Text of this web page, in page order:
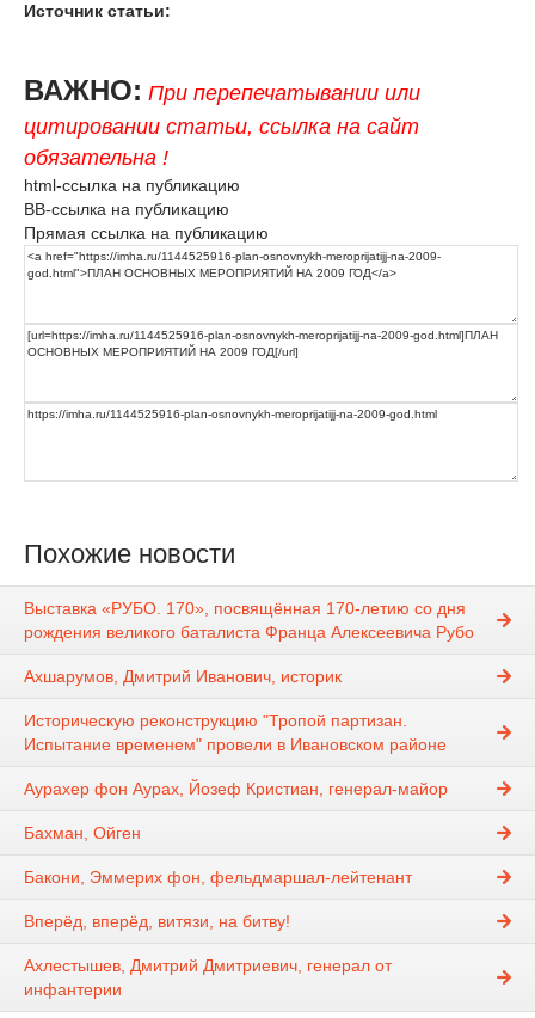
Источник статьи:
ВАЖНО: При перепечатывании или
цитировании статьи, ссылка на сайт
обязательна !
html-ссылка на публикацию
BB-ссылка на публикацию
Прямая ссылка на публикацию
Похожие новости
Выставка «РУБО. 170», посвящённая 170-летию со дня
рождения великого баталиста Франца Алексеевича Рубо
Ахшарумов, Дмитрий Иванович, историк
Историческую реконструкцию "Тропой партизан.
Испытание временем" провели в Ивановском районе
Аурахер фон Аурах, Йозеф Кристиан, генерал-майор
Бахман, Ойген
Бакони, Эммерих фон, фельдмаршал-лейтенант
Вперёд, вперёд, витязи, на битву!
Ахлестышев, Дмитрий Дмитриевич, генерал от
инфантерии